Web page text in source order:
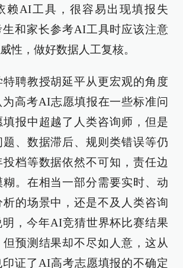
赖AI工具，很容易出现填报失
和家长参考AI工具时应该注意
性，做好数据人工复核。
特聘教授胡延平从更宏观的角度
高考AI志愿填报在一些标准问
报中超越了人类咨询师，但是
、数据滞后、规则类错误等仍
档等数据依然不可知，责任边
。在相当一部分需要实时、动
的场景中，还是不及人类咨询
明，今年AI竞猜世界杯比赛结果
预测结果却不尽如人意，这从
印证了AI高考志愿填报的不确定